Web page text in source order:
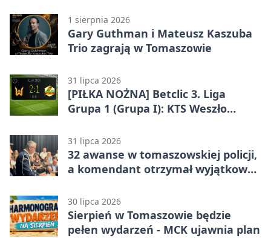
1 sierpnia 2026
Gary Guthman i Mateusz Kaszuba
Trio zagrają w Tomaszowie
31 lipca 2026
[PIŁKA NOŻNA] Betclic 3. Liga
Grupa 1 (Grupa I): KTS Weszło
Mazowiecki 2:1
31 lipca 2026
32 awanse w tomaszowskiej policji,
a komendant otrzymał wyjątkowy
30 lipca 2026
Sierpień w Tomaszowie będzie
pełen wydarzeń - MCK ujawnia plan